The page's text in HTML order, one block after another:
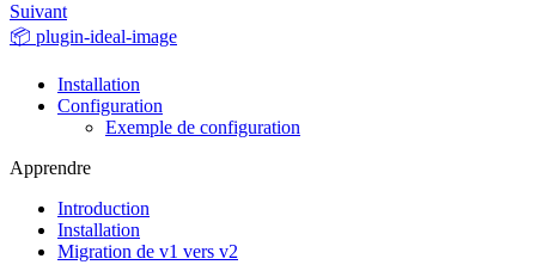
Suivant
📦 plugin-ideal-image
Installation
Configuration
Exemple de configuration
Apprendre
Introduction
Installation
Migration de v1 vers v2